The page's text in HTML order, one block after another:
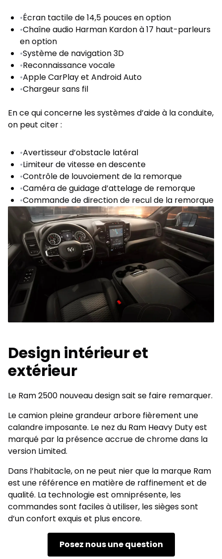
•Écran tactile de 14,5 pouces en option
•Chaîne audio Harman Kardon à 17 haut-parleurs
en option
•Système de navigation 3D
•Reconnaissance vocale
•Apple CarPlay et Android Auto
•Chargeur sans fil
En ce qui concerne les systèmes d’aide à la conduite,
on peut citer :
•Avertisseur d’obstacle latéral
•Limiteur de vitesse en descente
•Contrôle de louvoiement de la remorque
•Caméra de guidage d’attelage de remorque
•Commande de direction de recul de la remorque
Design intérieur et
extérieur
Le Ram 2500 nouveau design sait se faire remarquer.
Le camion pleine grandeur arbore fièrement une
calandre imposante. Le nez du Ram Heavy Duty est
marqué par la présence accrue de chrome dans la
version Limited.
Dans l’habitacle, on ne peut nier que la marque Ram
est une référence en matière de raffinement et de
qualité. La technologie est omniprésente, les
commandes sont faciles à utiliser, les sièges sont
d’un confort exquis et plus encore.
Posez nous une question